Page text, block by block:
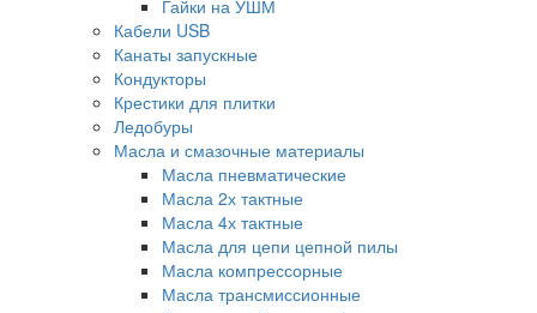
Гайки на УШМ
Кабели USB
Канаты запускные
Кондукторы
Крестики для плитки
Ледобуры
Масла и смазочные материалы
Масла пневматические
Масла 2х тактные
Масла 4х тактные
Масла для цепи цепной пилы
Масла компрессорные
Масла трансмиссионные